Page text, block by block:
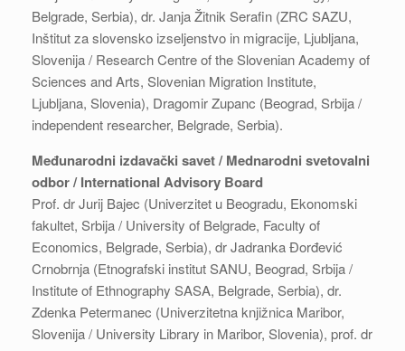
Belgrade, Serbia), dr. Janja Žitnik Serafin (ZRC SAZU,
Inštitut za slovensko izseljenstvo in migracije, Ljubljana,
Slovenija / Research Centre of the Slovenian Academy of
Sciences and Arts, Slovenian Migration Institute,
Ljubljana, Slovenia), Dragomir Zupanc (Beograd, Srbija /
independent researcher, Belgrade, Serbia).
Međunarodni izdavački savet / Mednarodni svetovalni
odbor / International Advisory Board
Prof. dr Jurij Bajec (Univerzitet u Beogradu, Ekonomski
fakultet, Srbija / University of Belgrade, Faculty of
Economics, Belgrade, Serbia), dr Jadranka Đorđević
Crnobrnja (Etnografski institut SANU, Beograd, Srbija /
Institute of Ethnography SASA, Belgrade, Serbia), dr.
Zdenka Petermanec (Univerzitetna knjižnica Maribor,
Slovenija / University Library in Maribor, Slovenia), prof. dr